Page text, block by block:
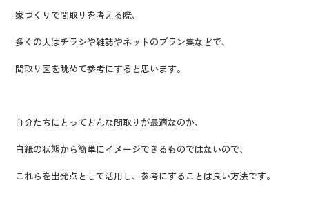
家づくりで間取りを考える際、
多くの人はチラシや雑誌やネットのプラン集などで、
間取り図を眺めて参考にすると思います。
自分たちにとってどんな間取りが最適なのか、
白紙の状態から簡単にイメージできるものではないので、
これらを出発点として活用し、参考にすることは良い方法です。